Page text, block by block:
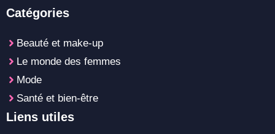
Catégories
Beauté et make-up
Le monde des femmes
Mode
Santé et bien-être
Liens utiles